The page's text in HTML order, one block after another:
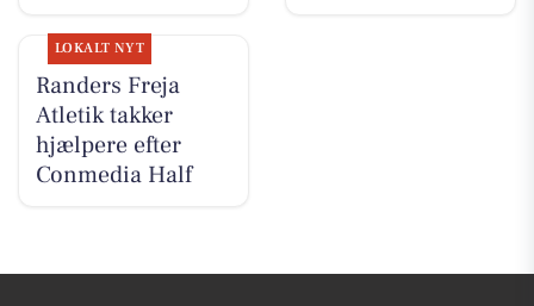
LOKALT NYT
Randers Freja
Atletik takker
hjælpere efter
Conmedia Half